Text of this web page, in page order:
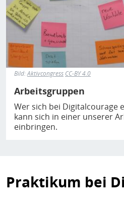
Bild:Aktivcongress CC-BY 4.0
Arbeitsgruppen
Wer sich bei Digitalcourage
kann sich in einer unserer
einbringen.
Praktikum bei